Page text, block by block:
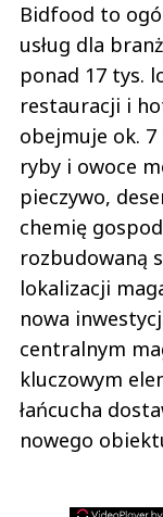
Bidfood to
usług dla
ponad 17 tys.
restauracji i
obejmuje ok.
ryby i owoce
pieczywo,
chemię
rozbudowaną
lokalizacji
nowa
centralnym
kluczowym
łańcucha
nowego